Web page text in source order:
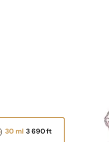
N° 534 -
3 690ft
30 ml